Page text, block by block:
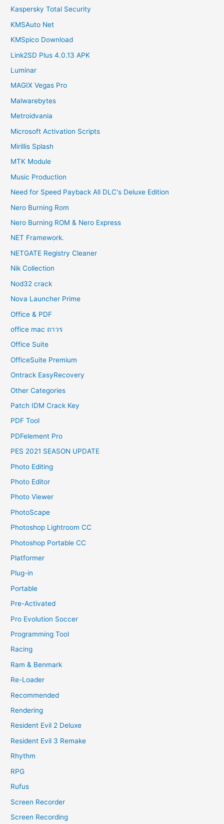
Kaspersky Total Security
KMSAuto Net
KMSpico Download
Link2SD Plus 4.0.13 APK
Luminar
MAGIX Vegas Pro
Malwarebytes
Metroidvania
Microsoft Activation Scripts
Mirillis Splash
MTK Module
Music Production
Need for Speed Payback All DLC's Deluxe Edition
Nero Burning Rom
Nero Burning ROM & Nero Express
NET Framework.
NETGATE Registry Cleaner
Nik Collection
Nod32 crack
Nova Launcher Prime
Office & PDF
office mac ถาวร
Office Suite
OfficeSuite Premium
Ontrack EasyRecovery
Other Categories
Patch IDM Crack Key
PDF Tool
PDFelement Pro
PES 2021 SEASON UPDATE
Photo Editing
Photo Editor
Photo Viewer
PhotoScape
Photoshop Lightroom CC
Photoshop Portable CC
Platformer
Plug-in
Portable
Pre-Activated
Pro Evolution Soccer
Programming Tool
Racing
Ram & Benmark
Re-Loader
Recommended
Rendering
Resident Evil 2 Deluxe
Resident Evil 3 Remake
Rhythm
RPG
Rufus
Screen Recorder
Screen Recording